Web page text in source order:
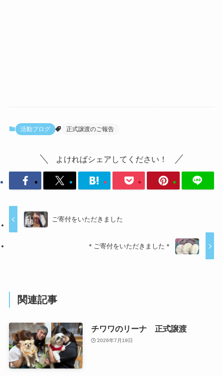
活動ブログ 正式譲渡のご報告
よければシェアしてください！
ご寄付をいただきました
＊ご寄付をいただきました＊
関連記事
チワワのリーナ 正式譲渡
2026年7月19日